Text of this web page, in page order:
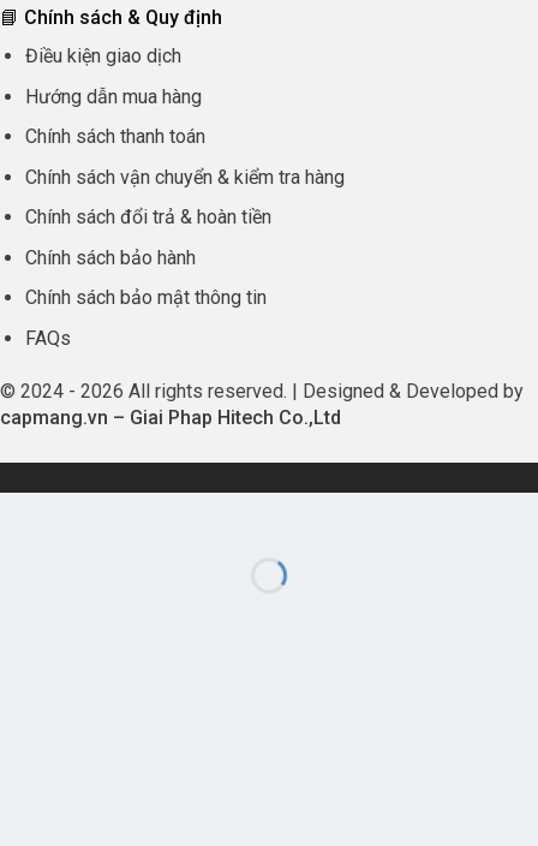
📘 Chính sách & Quy định
Điều kiện giao dịch
Hướng dẫn mua hàng
Chính sách thanh toán
Chính sách vận chuyển & kiểm tra hàng
Chính sách đổi trả & hoàn tiền
Chính sách bảo hành
Chính sách bảo mật thông tin
FAQs
© 2024 - 2026 All rights reserved. | Designed & Developed by
capmang.vn – Giai Phap Hitech Co.,Ltd